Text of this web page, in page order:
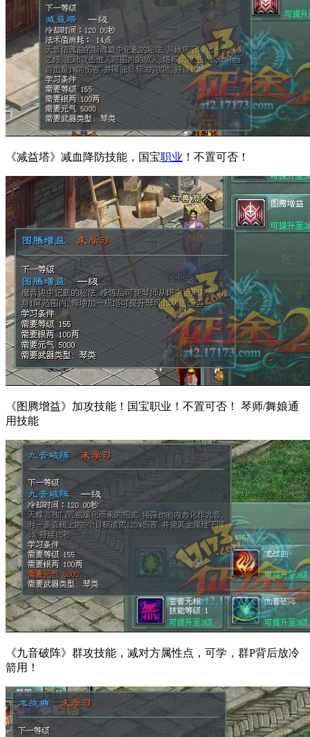
《减益塔》减血降防技能，国宝职业 ！不置可否！
《图腾增益》加攻技能！国宝职业！不置可否！ 琴师/舞娘通
用技能
《九音破阵》群攻技能，减对方属性点，可学，群P背后放冷
箭用！